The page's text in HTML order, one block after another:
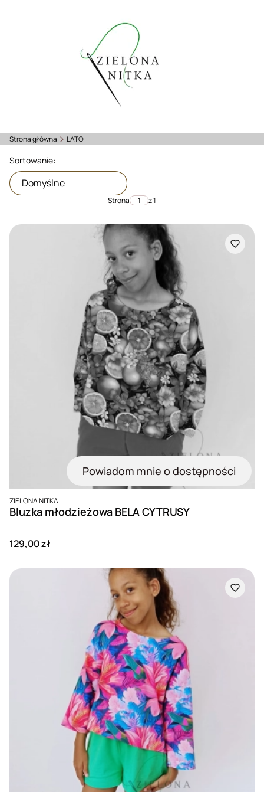
Strona główna LATO
Lista produktów
Sortowanie:
Domyślne
Strona z 1
Powiadom mnie o dostępności
PRODUCENT
ZIELONA NITKA
Bluzka młodzieżowa BELA CYTRUSY
Cena
129,00 zł